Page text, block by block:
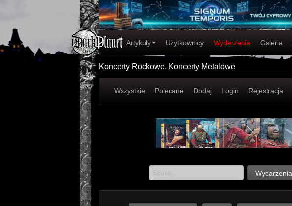
Artykuły Użytkownicy Wydarzenia Galeria
Koncerty Rockowe, Koncerty Metalowe
Wszystkie Polecane Dodaj Login Rejestracja
Wydarzenia